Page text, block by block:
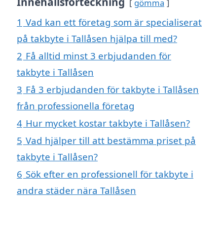
gömma
1 Vad kan ett företag som är specialiserat
på takbyte i Tallåsen hjälpa till med?
2 Få alltid minst 3 erbjudanden för
takbyte i Tallåsen
3 Få 3 erbjudanden för takbyte i Tallåsen
från professionella företag
4 Hur mycket kostar takbyte i Tallåsen?
5 Vad hjälper till att bestämma priset på
takbyte i Tallåsen?
6 Sök efter en professionell för takbyte i
andra städer nära Tallåsen